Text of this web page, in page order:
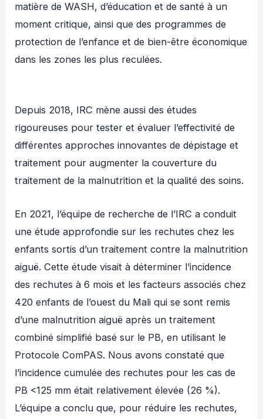
matière de WASH, d’éducation et de santé à un
moment critique, ainsi que des programmes de
protection de l’enfance et de bien-être économique
dans les zones les plus reculées.
Depuis 2018, IRC mène aussi des études
rigoureuses pour tester et évaluer l’effectivité de
différentes approches innovantes de dépistage et
traitement pour augmenter la couverture du
traitement de la malnutrition et la qualité des soins.
En 2021, l’équipe de recherche de l’IRC a conduit
une étude approfondie sur les rechutes chez les
enfants sortis d’un traitement contre la malnutrition
aiguë. Cette étude visait à déterminer l’incidence
des rechutes à 6 mois et les facteurs associés chez
420 enfants de l’ouest du Mali qui se sont remis
d’une malnutrition aiguë après un traitement
combiné simplifié basé sur le PB, en utilisant le
Protocole ComPAS. Nous avons constaté que
l’incidence cumulée des rechutes pour les cas de
PB <125 mm était relativement élevée (26 %).
L’équipe a conclu que, pour réduire les rechutes,